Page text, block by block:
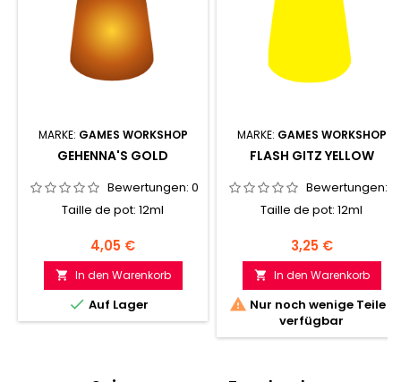
MARKE: GAMES WORKSHOP
GEHENNA'S GOLD
Bewertungen: 0
Taille de pot: 12ml
Preis
4,05 €
 In den Warenkorb
 Auf Lager
MARKE: GAMES WORKSHOP
FLASH GITZ YELLOW
Bewertungen:
Taille de pot: 12ml
Preis
3,25 €
 In den Warenkorb
 Nur noch wenige Teile
verfügbar